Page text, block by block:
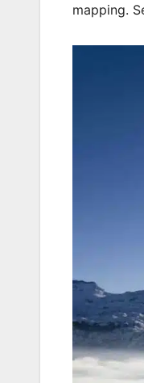
mapping.